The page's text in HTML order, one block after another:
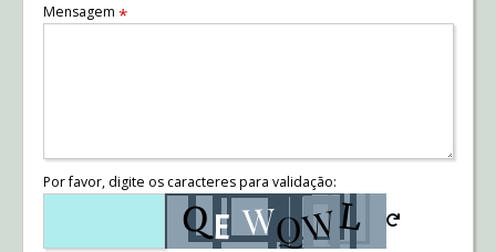
Mensagem *
Por favor, digite os caracteres para validação: